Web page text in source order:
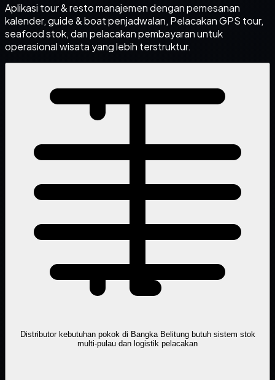
Aplikasi tour & resto manajemen dengan pemesanan
kalender, guide & boat penjadwalan, Pelacakan GPS tour,
seafood stok, dan pelacakan pembayaran untuk
operasional wisata yang lebih terstruktur.
Distributor kebutuhan pokok di Bangka Belitung butuh sistem stok
multi-pulau dan logistik pelacakan